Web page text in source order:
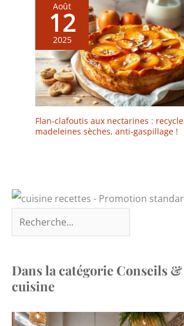
Août
12
2025
Flan-clafoutis aux nectarines :
madeleines sèches, anti-gaspillage !
Dans la catégorie Conseils &
cuisine